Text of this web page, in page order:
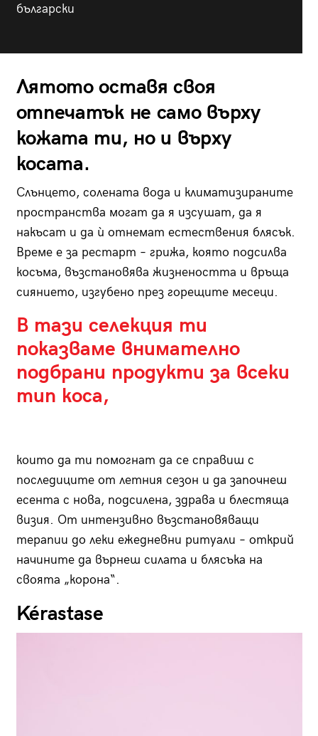
български
Лятото оставя своя
отпечатък не само върху
кожата ти, но и върху
косата.
Слънцето, солената вода и климатизираните
пространства могат да я изсушат, да я
накъсат и да ѝ отнемат естествения блясък.
Време е за рестарт – грижа, която подсилва
косъма, възстановява жизнеността и връща
сиянието, изгубено през горещите месеци.
В тази селекция ти
показваме внимателно
подбрани продукти за всеки
тип коса,
които да ти помогнат да се справиш с
последиците от летния сезон и да започнеш
есента с нова, подсилена, здрава и блестяща
визия. От интензивно възстановяващи
терапии до леки ежедневни ритуали – открий
начините да върнеш силата и блясъка на
своята „корона“.
Kérastase